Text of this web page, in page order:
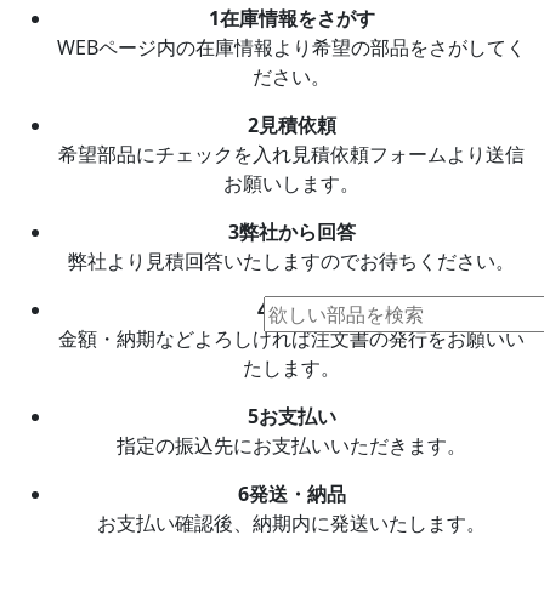
1在庫情報をさがす
WEBページ内の在庫情報より希望の部品をさがしてく
ださい。
2見積依頼
希望部品にチェックを入れ見積依頼フォームより送信
お願いします。
3弊社から回答
弊社より見積回答いたしますのでお待ちください。
4注文書
金額・納期などよろしければ注文書の発行をお願いい
たします。
5お支払い
指定の振込先にお支払いいただきます。
6発送・納品
お支払い確認後、納期内に発送いたします。